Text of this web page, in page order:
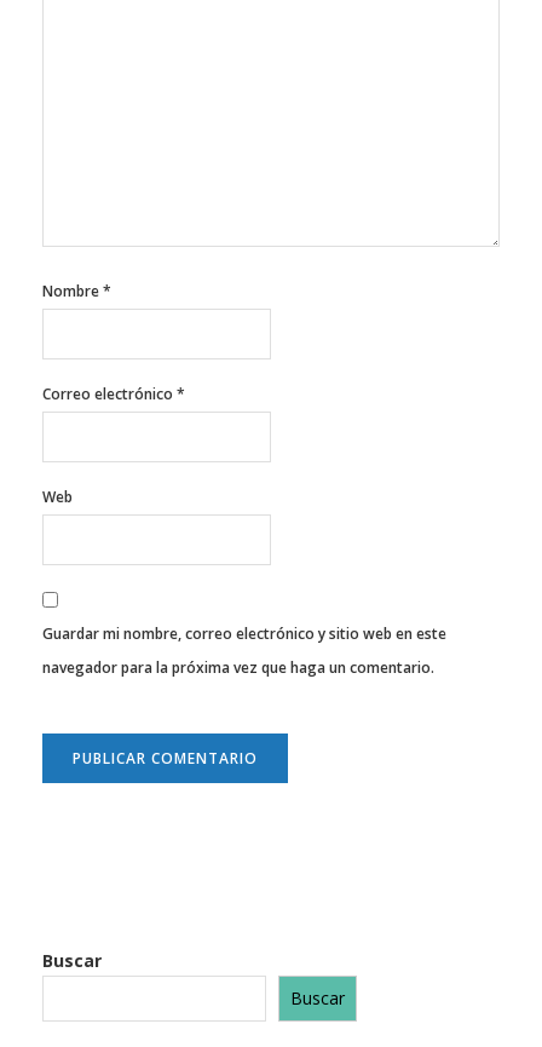
Nombre*
Correo electrónico *
Web
Guardar mi nombre, correo electrónico y sitio web en este
navegador para la próxima vez que haga un comentario.
Buscar
Buscar